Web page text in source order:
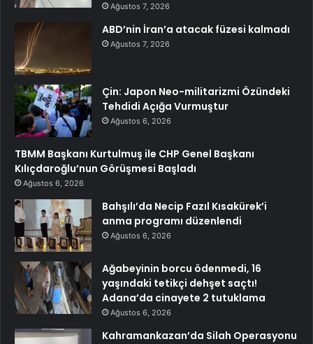
Ağustos 7, 2026
ABD’nin İran’a atacak füzesi kalmadı
Ağustos 7, 2026
Çin: Japon Neo-militarizmi Özündeki
Tehdidi Açığa Vurmuştur
Ağustos 6, 2026
TBMM Başkanı Kurtulmuş ile CHP Genel Başkanı
Kılıçdaroğlu’nun Görüşmesi Başladı
Ağustos 6, 2026
Bahşılı’da Necip Fazıl Kısakürek’i
anma programı düzenlendi
Ağustos 6, 2026
Ağabeyinin borcu ödenmedi, 16
yaşındaki tetikçi dehşet saçtı!
Adana’da cinayete 2 tutuklama
Ağustos 6, 2026
Kahramankazan’da Silah Operasyonu